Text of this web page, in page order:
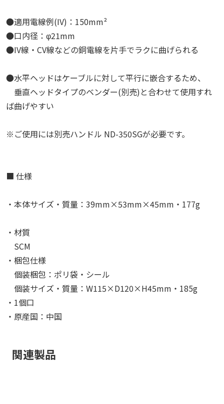
●適用電線例(IV)：150mm²
●口内径：φ21mm
●IV線・CV線などの銅電線を片手でラクに曲げられる
●水平ヘッドはケーブルに対して平行に嵌合するため、
垂直ヘッドタイプのベンダー(別売)と合わせて使用すれ
ば曲げやすい
※ご使用には別売ハンドル ND-350SGが必要です。
■ 仕様
・本体サイズ・質量：39mm×53mm×45mm・177g
・材質
SCM
・梱包仕様
個装梱包：ポリ袋・シール
個装サイズ・質量：W115×D120×H45mm・185g
・1個口
・原産国：中国
関連製品